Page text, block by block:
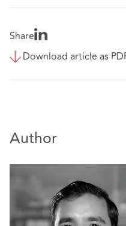
Share
Download article as
Author